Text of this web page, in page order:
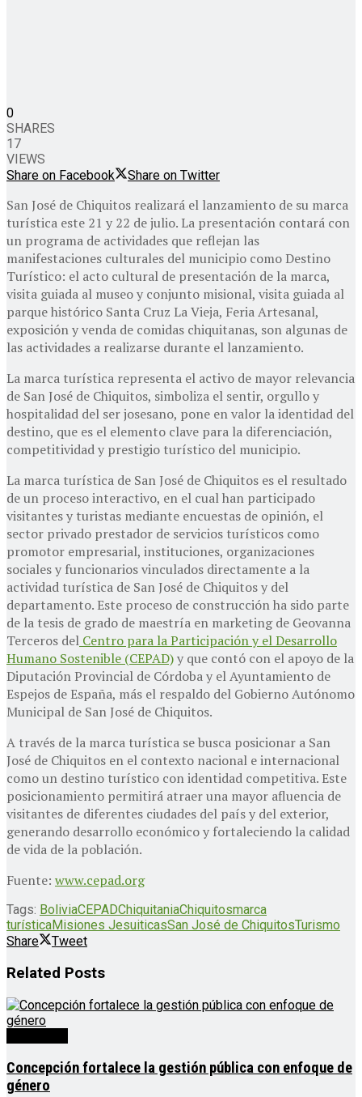
0
SHARES
17
VIEWS
Share on Facebook
Share on Twitter
San José de Chiquitos realizará el lanzamiento de su marca
turística este 21 y 22 de julio. La presentación contará con
un programa de actividades que reflejan las
manifestaciones culturales del municipio como Destino
Turístico: el acto cultural de presentación de la marca,
visita guiada al museo y conjunto misional, visita guiada al
parque histórico Santa Cruz La Vieja, Feria Artesanal,
exposición y venda de comidas chiquitanas, son algunas de
las actividades a realizarse durante el lanzamiento.
La marca turística representa el activo de mayor relevancia
de San José de Chiquitos, simboliza el sentir, orgullo y
hospitalidad del ser josesano, pone en valor la identidad del
destino, que es el elemento clave para la diferenciación,
competitividad y prestigio turístico del municipio.
La marca turística de San José de Chiquitos es el resultado
de un proceso interactivo, en el cual han participado
visitantes y turistas mediante encuestas de opinión, el
sector privado prestador de servicios turísticos como
promotor empresarial, instituciones, organizaciones
sociales y funcionarios vinculados directamente a la
actividad turística de San José de Chiquitos y del
departamento. Este proceso de construcción ha sido parte
de la tesis de grado de maestría en marketing de Geovanna
Terceros del Centro para la Participación y el Desarrollo
Humano Sostenible (CEPAD)y que contó con el apoyo de la
Diputación Provincial de Córdoba y el Ayuntamiento de
Espejos de España, más el respaldo del Gobierno Autónomo
Municipal de San José de Chiquitos.
A través de la marca turística se busca posicionar a San
José de Chiquitos en el contexto nacional e internacional
como un destino turístico con identidad competitiva. Este
posicionamiento permitirá atraer una mayor afluencia de
visitantes de diferentes ciudades del país y del exterior,
generando desarrollo económico y fortaleciendo la calidad
de vida de la población.
Fuente: www.cepad.org
Tags: BoliviaCEPADChiquitaniaChiquitosmarca
turísticaMisiones JesuiticasSan José de ChiquitosTurismo
Share
Tweet
Related Posts
Concepción fortalece la gestión pública con enfoque de
género